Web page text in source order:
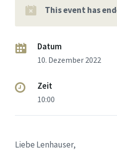
This event has
Datum
10. Dezember 2022
Zeit
10:00
Liebe Lenhauser,